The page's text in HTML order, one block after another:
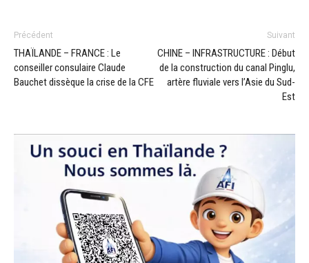
Précédent
THAÏLANDE – FRANCE : Le
conseiller consulaire Claude
Bauchet dissèque la crise de la CFE
Suivant
CHINE – INFRASTRUCTURE : Début
de la construction du canal Pinglu,
artère fluviale vers l’Asie du Sud-
Est